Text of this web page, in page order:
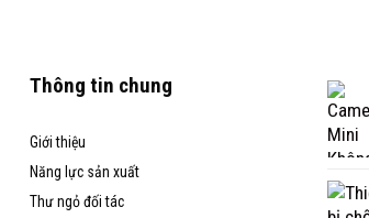
Thông tin chung
Giới thiệu
Năng lực sản xuất
Thư ngỏ đối tác